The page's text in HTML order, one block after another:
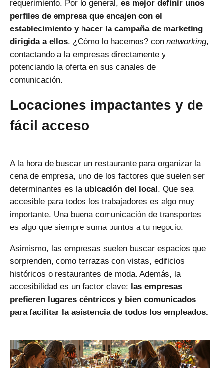
requerimiento. Por lo general, es mejor definir unos
perfiles de empresa que encajen con el
establecimiento y hacer la campaña de marketing
dirigida a ellos. ¿Cómo lo hacemos? con networking,
contactando a la empresas directamente y
potenciando la oferta en sus canales de
comunicación.
Locaciones impactantes y de
fácil acceso
A la hora de buscar un restaurante para organizar la
cena de empresa, uno de los factores que suelen ser
determinantes es la ubicación del local. Que sea
accesible para todos los trabajadores es algo muy
importante. Una buena comunicación de transportes
es algo que siempre suma puntos a tu negocio.
Asimismo, las empresas suelen buscar espacios que
sorprenden, como terrazas con vistas, edificios
históricos o restaurantes de moda. Además, la
accesibilidad es un factor clave: las empresas
prefieren lugares céntricos y bien comunicados
para facilitar la asistencia de todos los empleados.